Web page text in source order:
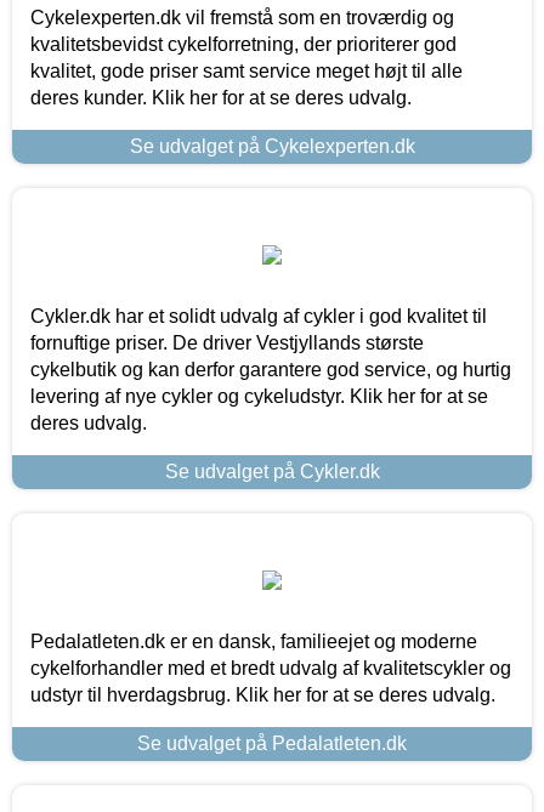
Cykelexperten.dk vil fremstå som en troværdig og
kvalitetsbevidst cykelforretning, der prioriterer god
kvalitet, gode priser samt service meget højt til alle
deres kunder. Klik her for at se deres udvalg.
Se udvalget på Cykelexperten.dk
Cykler.dk har et solidt udvalg af cykler i god kvalitet til
fornuftige priser. De driver Vestjyllands største
cykelbutik og kan derfor garantere god service, og hurtig
levering af nye cykler og cykeludstyr. Klik her for at se
deres udvalg.
Se udvalget på Cykler.dk
Pedalatleten.dk er en dansk, familieejet og moderne
cykelforhandler med et bredt udvalg af kvalitetscykler og
udstyr til hverdagsbrug. Klik her for at se deres udvalg.
Se udvalget på Pedalatleten.dk